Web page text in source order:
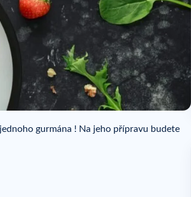
gurmána ! Na jeho přípravu budete